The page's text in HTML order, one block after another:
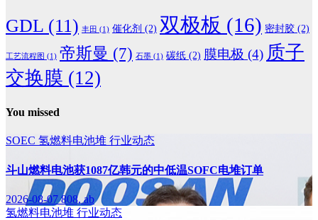
GDL (11) 丰田 (1) 催化剂 (2) 双极板 (16) 密封胶 (2)
工艺流程图 (1) 帝斯曼 (7) 石墨 (1) 碳纸 (2) 膜电极 (4) 质子
交换膜 (12)
You missed
SOEC 氢燃料电池堆 行业动态
斗山燃料电池获1087亿韩元的中低温SOFC电堆订单
2026-08-07808, ab
氢燃料电池堆 行业动态